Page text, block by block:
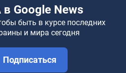
в Google News
быть в курсе последних
и мира сегодня
Подписаться